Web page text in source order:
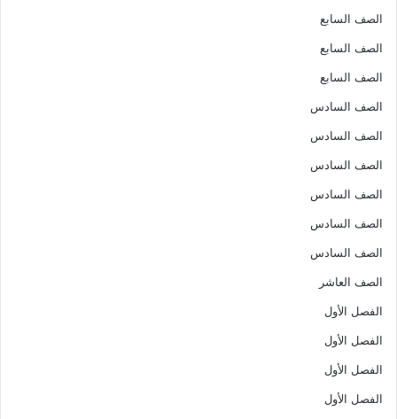
الصف السابع
الصف السابع
الصف السابع
الصف السادس
الصف السادس
الصف السادس
الصف السادس
الصف السادس
الصف السادس
الصف العاشر
الفصل الأول
الفصل الأول
الفصل الأول
الفصل الأول